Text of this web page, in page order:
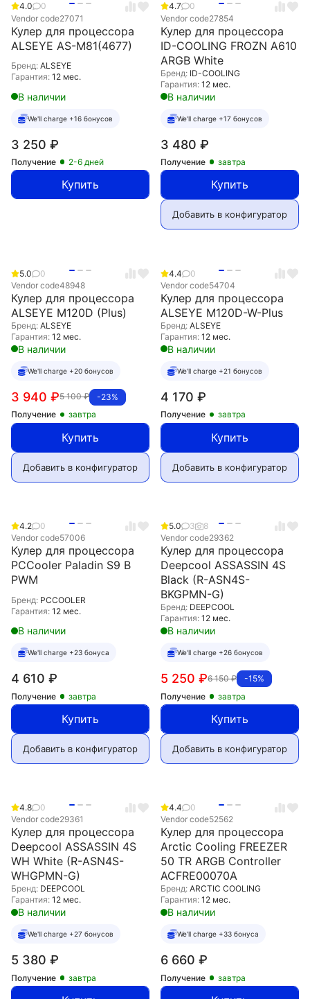
4.0
0
Vendor code27071
Кулер для процессора
ALSEYE AS-M81(4677)
Бренд: ALSEYE
Гарантия: 12 мес.
В наличии
We'll charge +16 бонусов
3 250 ₽
Получение 2-6 дней
Купить
4.7
0
Vendor code27854
Кулер для процессора
ID-COOLING FROZN A610
ARGB White
Бренд: ID-COOLING
Гарантия: 12 мес.
В наличии
We'll charge +17 бонусов
3 480 ₽
Получение завтра
Купить
Добавить в конфигуратор
5.0
0
Vendor code48948
Кулер для процессора
ALSEYE M120D (Plus)
Бренд: ALSEYE
Гарантия: 12 мес.
В наличии
We'll charge +20 бонусов
-23%
5 100₽
3 940 ₽
Получение завтра
Купить
Добавить в конфигуратор
4.4
0
Vendor code54704
Кулер для процессора
ALSEYE M120D-W-Plus
Бренд: ALSEYE
Гарантия: 12 мес.
В наличии
We'll charge +21 бонусов
4 170 ₽
Получение завтра
Купить
Добавить в конфигуратор
4.2
0
Vendor code57006
Кулер для процессора
PCCooler Paladin S9 B
PWM
Бренд: PCCOOLER
Гарантия: 12 мес.
В наличии
We'll charge +23 бонуса
4 610 ₽
Получение завтра
Купить
Добавить в конфигуратор
5.0 3
8
Vendor code29362
Кулер для процессора
Deepcool ASSASSIN 4S
Black (R-ASN4S-
BKGPMN-G)
Бренд: DEEPCOOL
Гарантия: 12 мес.
В наличии
We'll charge +26 бонусов
-15%
6 150₽
5 250 ₽
Получение завтра
Купить
Добавить в конфигуратор
4.8
0
Vendor code29361
Кулер для процессора
Deepcool ASSASSIN 4S
WH White (R-ASN4S-
WHGPMN-G)
Бренд: DEEPCOOL
Гарантия: 12 мес.
В наличии
We'll charge +27 бонусов
5 380 ₽
Получение завтра
4.4
0
Vendor code52562
Кулер для процессора
Arctic Cooling FREEZER
50 TR ARGB Controller
ACFRE00070A
Бренд: ARCTIC COOLING
Гарантия: 12 мес.
В наличии
We'll charge +33 бонуса
6 660 ₽
Получение завтра